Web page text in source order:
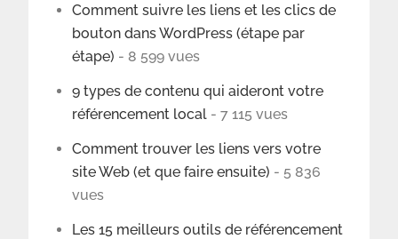
Comment suivre les liens et les clics de
bouton dans WordPress (étape par
étape) - 8 599 vues
9 types de contenu qui aideront votre
référencement local - 7 115 vues
Comment trouver les liens vers votre
site Web (et que faire ensuite) - 5 836
vues
Les 15 meilleurs outils de référencement